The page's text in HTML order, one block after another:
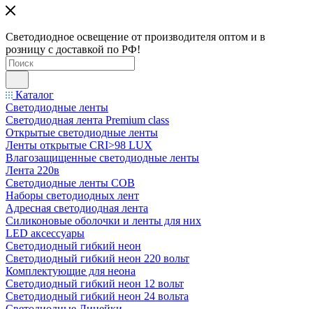
Светодиодное освещение от производителя оптом и в
розницу с доставкой по РФ!
Каталог
Светодиодные ленты
Светодиодная лента Premium class
Открытые светодиодные ленты
Ленты открытые CRI>98 LUX
Влагозащищенные светодиодные ленты
Лента 220в
Светодиодные ленты COB
Наборы светодиодных лент
Адресная светодиодная лента
Силиконовые оболочки и ленты для них
LED аксессуары
Светодиодный гибкий неон
Светодиодный гибкий неон 220 вольт
Комплектующие для неона
Светодиодный гибкий неон 12 вольт
Светодиодный гибкий неон 24 вольта